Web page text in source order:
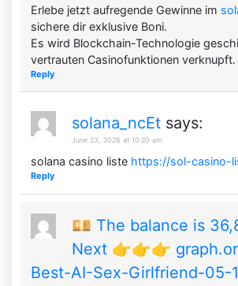
Erlebe jetzt aufregende Gewinne im
sichere dir exklusive Boni.
Es wird Blockchain-Technologie
vertrauten Casinofunktionen verknupft.
Reply
solana_ncEt says:
June 23, 2026 at 10:20 am
solana casino liste https://sol-casino-
Reply
💴 The balance is
Next 👉👉👉
Best-AI-Sex-Girlfriend-05-